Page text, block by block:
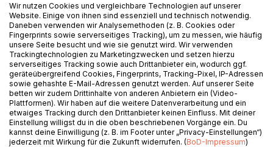
BESCHREIBUNG
Gefahren der heutigen Zeit wie Cyberwar und technisch
versierte Angriffe auf Kommunikationsinfrastrukturen
stellen Sicherheitsverantwortliche in Unternehmen vor
immer neue und komplexe Herausforderungen.
Herkömmliche Abwehrstrategien bieten oftmals keinen
Wir nutzen Cookies und vergleichbare Technologien auf unserer
Website. Einige von ihnen sind essenziell und technisch notwendig.
Daneben verwenden wir Analysemethoden (z. B. Cookies oder
Fingerprints sowie serverseitiges Tracking), um zu messen, wie häufig
unsere Seite besucht und wie sie genutzt wird. Wir verwenden
Trackingtechnologien zu Marketingzwecken und setzen hierzu
serverseitiges Tracking sowie auch Drittanbieter ein, wodurch ggf.
geräteübergreifend Cookies, Fingerprints, Tracking-Pixel, IP-Adressen
sowie gehashte E-Mail-Adressen genutzt werden. Auf unserer Seite
betten wir zudem Drittinhalte von anderen Anbietern ein (Video-
Plattformen). Wir haben auf die weitere Datenverarbeitung und ein
etwaiges Tracking durch den Drittanbieter keinen Einfluss. Mit deiner
Einstellung willigst du in die oben beschriebenen Vorgänge ein. Du
kannst deine Einwilligung (z. B. im Footer unter „Privacy-Einstellungen“)
jederzeit mit Wirkung für die Zukunft widerrufen. (BoD-Impressum)